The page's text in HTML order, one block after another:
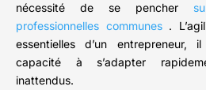
nécessité de se pencher
professionnelles communes .
essentielles d’un
capacité à s’adapter
inattendus.